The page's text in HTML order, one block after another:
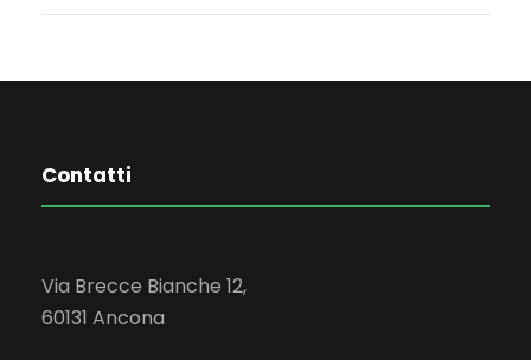
Contatti
Via Brecce Bianche 12,
60131 Ancona